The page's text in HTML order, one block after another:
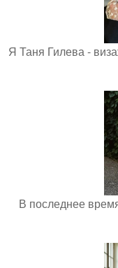
Я Таня Гилева -
В последнее